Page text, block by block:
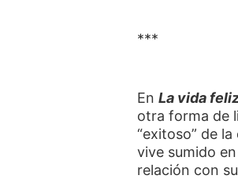
***
EnLa vida
otra forma de
“exitoso” de
vive sumido
relación con